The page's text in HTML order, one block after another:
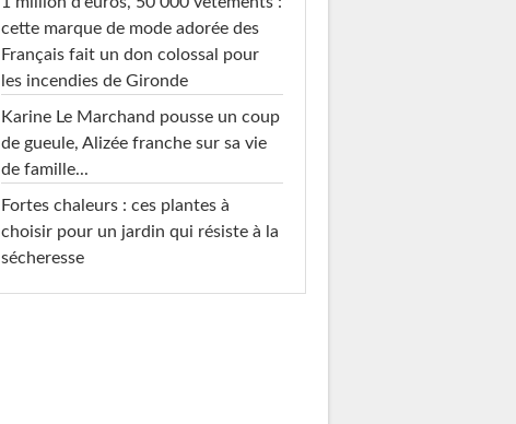
cette marque de mode adorée des
Français fait un don colossal pour
les incendies de Gironde
Karine Le Marchand pousse un coup
de gueule, Alizée franche sur sa vie
de famille...
Fortes chaleurs : ces plantes à
choisir pour un jardin qui résiste à la
sécheresse